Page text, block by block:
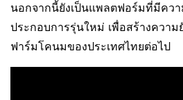
นอกจากนี้ยังเป็นแพลตฟอร์มที่มีคว
ประกอบการรุ่นใหม่ เพื่อสร้างความ
ฟาร์มโคนมของประเทศไทยต่อไป